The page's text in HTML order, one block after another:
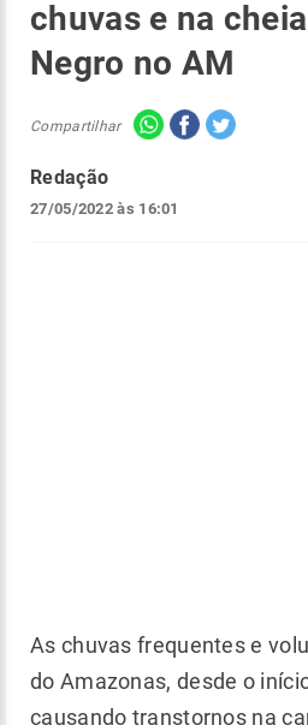
chuvas e na
Negro no AM
Compartilhar
Redação
27/05/2022 às 16:01
As chuvas frequentes e
do Amazonas, desde o
causando transtornos na